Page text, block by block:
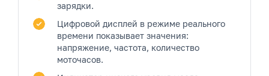
зарядки.
Цифровой дисплей в режиме реального
времени показывает значения:
напряжение, частота, количество
моточасов.